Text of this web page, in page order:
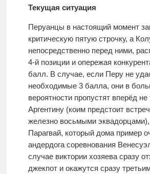
Текущая ситуация
Перуанцы в настоящий момент
критическую пятую строчку, а
непосредственно перед ними,
4-й позиции и опережая
балл. В случае, если Перу не
необходимые 3 балла, они в
вероятности пропустят вперёд не
Аргентину (коим предстоит
железно восьмыми
Парагвай, который дома пример
андердога соревнования
случае виктории хозяева сразу
джекпот и окажутся сразу